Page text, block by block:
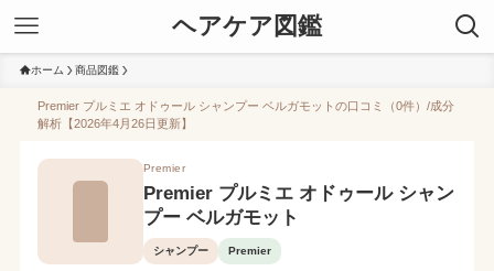
ヘアケア図鑑
ホーム 商品図鑑
Premier プルミエ オドゥール シャンプー ベルガモットの口コミ（0件）/成分
解析【2026年4月26日更新】
Premier
Premier プルミエ オドゥール シャン
プー ベルガモット
シャンプー Premier